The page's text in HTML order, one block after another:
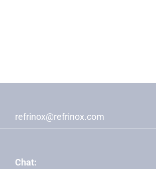
refrinox@refrinox.com
Chat: